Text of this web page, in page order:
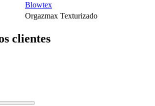
Blowtex
Orgazmax Texturizado
clientes